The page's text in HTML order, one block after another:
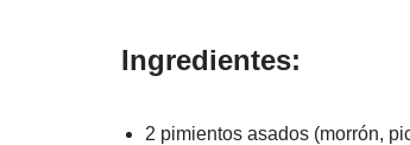
Ingredientes:
2 pimientos asados (morrón,